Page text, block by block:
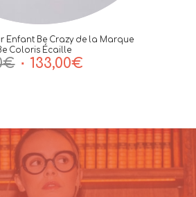
Enfant Be Crazy de la Marque
Coloris Écaille
€ Le
189,00€.
133,00€
133,00€.